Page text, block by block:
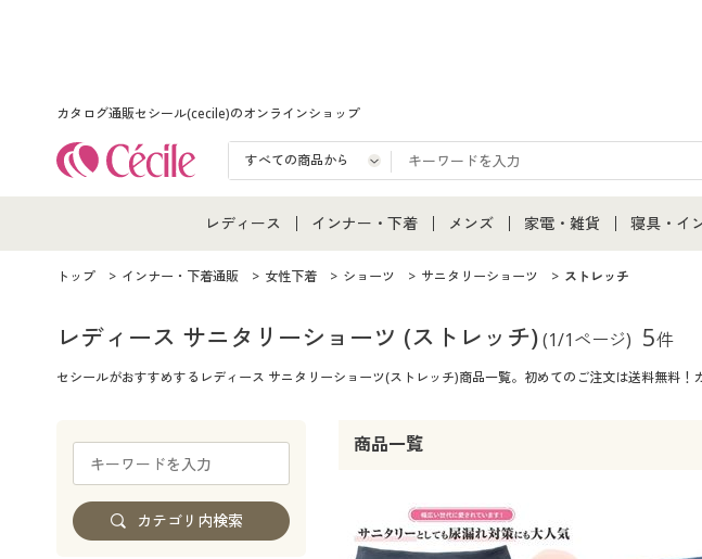
カタログ通販セシール(cecile)のオンラインショップ
レディース
レディース通販すべて
レディースファッション
女性下着
インナー・下着
インナー・下着通販すべて
メンズ下着
ジュニア・ティーンズ下着
メンズ
メンズ通販すべて
メンズファッション
メンズ下着
家電・雑貨
家電・雑貨すべて
家電
キッチン・雑貨・日用品
寝具・イ
家具・収納
寝具・ベ
トップ インナー・下着通販 女性下着 ショーツ サニタリーショーツ ストレッチ
レディース サニタリーショーツ (ストレッチ)(1/1ページ) 5件
セシールがおすすめするレディース サニタリーショーツ(ストレッチ)商品一覧。初めてのご注文は送料無料！
商品一覧